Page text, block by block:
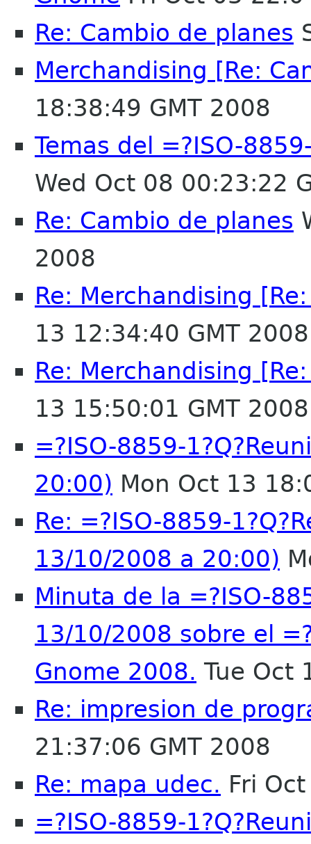
Re: Cambio de planes
Merchandising [Re:
18:38:49 GMT 2008
Temas del =?ISO-
Wed Oct 08 00:23:22
Re: Cambio de planes
2008
Re: Merchandising
13 12:34:40 GMT 2008
Re: Merchandising
13 15:50:01 GMT 2008
=?ISO-8859-
20:00) Mon Oct 13
Re: =?ISO-8859-
13/10/2008 a 20:00)
Minuta de la =?ISO-
13/10/2008 sobre el
Gnome 2008. Tue Oct
Re: impresion de
21:37:06 GMT 2008
Re: mapa udec. Fri
=?ISO-8859-